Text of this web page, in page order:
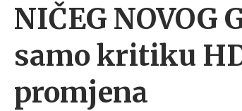
NIČEG
samo kritiku
promjena